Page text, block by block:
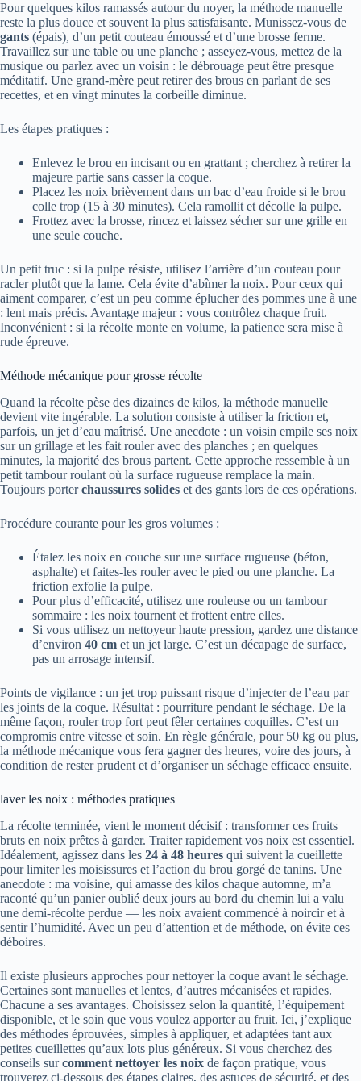
Pour quelques kilos ramassés autour du noyer, la méthode manuelle
reste la plus douce et souvent la plus satisfaisante. Munissez-vous de
gants (épais), d’un petit couteau émoussé et d’une brosse ferme.
Travaillez sur une table ou une planche ; asseyez-vous, mettez de la
musique ou parlez avec un voisin : le débrouage peut être presque
méditatif. Une grand-mère peut retirer des brous en parlant de ses
recettes, et en vingt minutes la corbeille diminue.
Les étapes pratiques :
Enlevez le brou en incisant ou en grattant ; cherchez à retirer la
majeure partie sans casser la coque.
Placez les noix brièvement dans un bac d’eau froide si le brou
colle trop (15 à 30 minutes). Cela ramollit et décolle la pulpe.
Frottez avec la brosse, rincez et laissez sécher sur une grille en
une seule couche.
Un petit truc : si la pulpe résiste, utilisez l’arrière d’un couteau pour
racler plutôt que la lame. Cela évite d’abîmer la noix. Pour ceux qui
aiment comparer, c’est un peu comme éplucher des pommes une à une
: lent mais précis. Avantage majeur : vous contrôlez chaque fruit.
Inconvénient : si la récolte monte en volume, la patience sera mise à
rude épreuve.
Méthode mécanique pour grosse récolte
Quand la récolte pèse des dizaines de kilos, la méthode manuelle
devient vite ingérable. La solution consiste à utiliser la friction et,
parfois, un jet d’eau maîtrisé. Une anecdote : un voisin empile ses noix
sur un grillage et les fait rouler avec des planches ; en quelques
minutes, la majorité des brous partent. Cette approche ressemble à un
petit tambour roulant où la surface rugueuse remplace la main.
Toujours porterchaussures solides et des gants lors de ces opérations.
Procédure courante pour les gros volumes :
Étalez les noix en couche sur une surface rugueuse (béton,
asphalte) et faites-les rouler avec le pied ou une planche. La
friction exfolie la pulpe.
Pour plus d’efficacité, utilisez une rouleuse ou un tambour
sommaire : les noix tournent et frottent entre elles.
Si vous utilisez un nettoyeur haute pression, gardez une distance
d’environ 40 cm et un jet large. C’est un décapage de surface,
pas un arrosage intensif.
Points de vigilance : un jet trop puissant risque d’injecter de l’eau par
les joints de la coque. Résultat : pourriture pendant le séchage. De la
même façon, rouler trop fort peut fêler certaines coquilles. C’est un
compromis entre vitesse et soin. En règle générale, pour 50 kg ou plus,
la méthode mécanique vous fera gagner des heures, voire des jours, à
condition de rester prudent et d’organiser un séchage efficace ensuite.
laver les noix : méthodes pratiques
La récolte terminée, vient le moment décisif : transformer ces fruits
bruts en noix prêtes à garder. Traiter rapidement vos noix est essentiel.
Idéalement, agissez dans les 24 à 48 heures qui suivent la cueillette
pour limiter les moisissures et l’action du brou gorgé de tanins. Une
anecdote : ma voisine, qui amasse des kilos chaque automne, m’a
raconté qu’un panier oublié deux jours au bord du chemin lui a valu
une demi-récolte perdue — les noix avaient commencé à noircir et à
sentir l’humidité. Avec un peu d’attention et de méthode, on évite ces
déboires.
Il existe plusieurs approches pour nettoyer la coque avant le séchage.
Certaines sont manuelles et lentes, d’autres mécanisées et rapides.
Chacune a ses avantages. Choisissez selon la quantité, l’équipement
disponible, et le soin que vous voulez apporter au fruit. Ici, j’explique
des méthodes éprouvées, simples à appliquer, et adaptées tant aux
petites cueillettes qu’aux lots plus généreux. Si vous cherchez des
conseils surcomment nettoyer les noix de façon pratique, vous
trouverez ci-dessous des étapes claires, des astuces de sécurité, et des